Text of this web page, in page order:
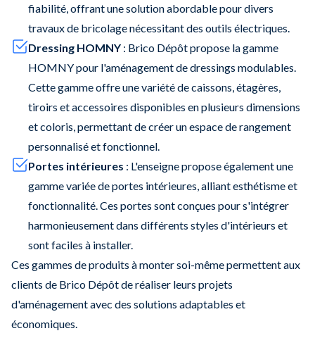
fiabilité, offrant une solution abordable pour divers
travaux de bricolage nécessitant des outils électriques.
Dressing HOMNY : Brico Dépôt propose la gamme
HOMNY pour l'aménagement de dressings modulables.
Cette gamme offre une variété de caissons, étagères,
tiroirs et accessoires disponibles en plusieurs dimensions
et coloris, permettant de créer un espace de rangement
personnalisé et fonctionnel.
Portes intérieures : L'enseigne propose également une
gamme variée de portes intérieures, alliant esthétisme et
fonctionnalité. Ces portes sont conçues pour s'intégrer
harmonieusement dans différents styles d'intérieurs et
sont faciles à installer.
Ces gammes de produits à monter soi-même permettent aux
clients de Brico Dépôt de réaliser leurs projets
d'aménagement avec des solutions adaptables et
économiques.